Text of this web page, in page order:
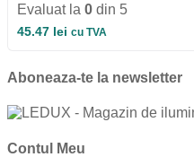
Evaluat la 0 din 5
45.47 lei cu TVA
Aboneaza-te la newsletter
Contul Meu